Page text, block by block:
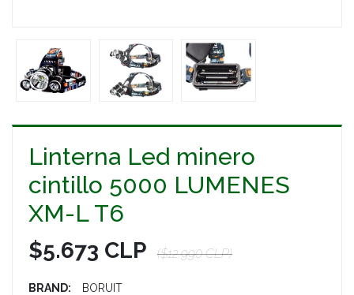
Linterna Led minero
cintillo 5000 LUMENES
XM-L T6
$5.673 CLP ($12.990 CLP)
BRAND: BORUIT